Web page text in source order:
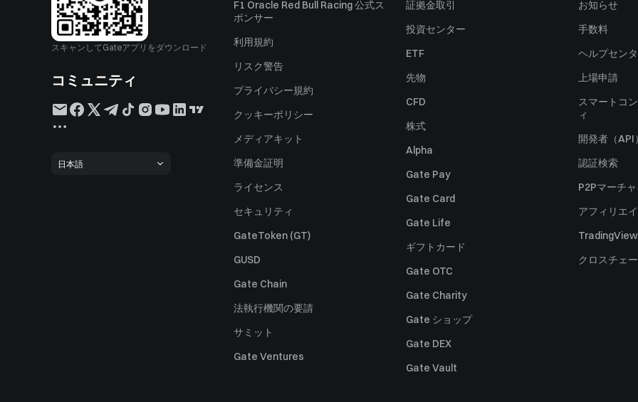
スキャンしてGateアプリをダウンロード
コミュニティ
日本語
F1 Oracle Red Bull Racing 公式ス
ポンサー
利用規約
リスク警告
プライバシー規約
クッキーポリシー
メディアキット
準備金証明
ライセンス
セキュリティ
GateToken (GT)
GUSD
Gate Chain
法執行機関の要請
サミット
Gate Ventures
証拠金取引
投資センター
ETF
先物
CFD
株式
Alpha
Gate Pay
Gate Card
Gate Life
ギフトカード
Gate OTC
Gate Charity
Gate ショップ
Gate DEX
Gate Vault
お知らせ
手数料
ヘルプセン
上場申請
スマートコ
ィ
開発者（API
認証検索
P2Pマーチ
アフィリエ
TradingView
クロスチェ